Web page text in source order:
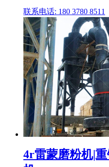
联系电话: 180 3780 8511
4r雷蒙磨粉机|